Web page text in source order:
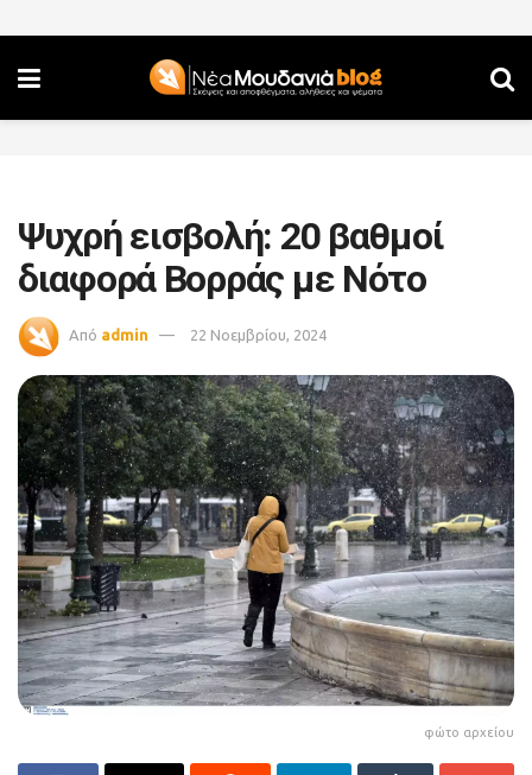
Ψυχρή εισβολή: 20 βαθμοί
διαφορά Βορράς με Νότο
Από admin 22 Νοεμβρίου, 2024
φώτο αρχείου